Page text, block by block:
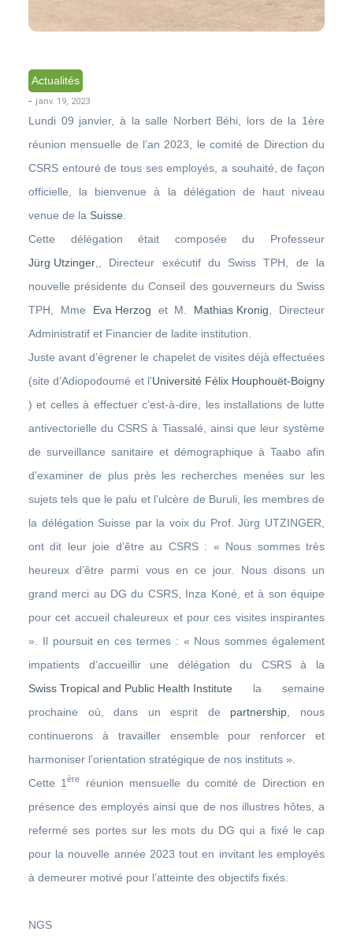
Actualités
- janv. 19, 2023
Lundi 09 janvier, à la salle Norbert Béhi, lors de la 1ère
réunion mensuelle de l’an 2023, le comité de Direction du
CSRS entouré de tous ses employés, a souhaité, de façon
officielle, la bienvenue à la délégation de haut niveau
venue de la Suisse
Cette délégation était composée du Professeur
Jürg Utzinger ,, Directeur exécutif du Swiss TPH, de la
nouvelle présidente du Conseil des gouverneurs du Swiss
TPH, Mme Eva Herzog et M. Mathias Kronig , Directeur
Administratif et Financier de ladite institution.
Juste avant d’égrener le chapelet de visites déjà effectuées
(site d’Adiopodoumé et l’Université Félix Houphouët-Boigny
) et celles à effectuer c’est-à-dire, les installations de lutte
antivectorielle du CSRS à Tiassalé, ainsi que leur système
de surveillance sanitaire et démographique à Taabo afin
d’examiner de plus près les recherches menées sur les
sujets tels que le palu et l’ulcère de Buruli, les membres de
la délégation Suisse par la voix du Prof. Jürg UTZINGER,
ont dit leur joie d’être au CSRS : « Nous sommes très
heureux d’être parmi vous en ce jour. Nous disons un
grand merci au DG du CSRS, Inza Koné, et à son équipe
pour cet accueil chaleureux et pour ces visites inspirantes
». Il poursuit en ces termes : « Nous sommes également
impatients d’accueillir une délégation du CSRS à la
Swiss Tropical and Public Health Institute la semaine
prochaine où, dans un esprit de partnership , nous
continuerons à travailler ensemble pour renforcer et
harmoniser l’orientation stratégique de nos instituts ».
Cette 1ère
réunion mensuelle du comité de Direction en
présence des employés ainsi que de nos illustres hôtes, a
refermé ses portes sur les mots du DG qui a fixé le cap
pour la nouvelle année 2023 tout en invitant les employés
à demeurer motivé pour l’atteinte des objectifs fixés.
NGS